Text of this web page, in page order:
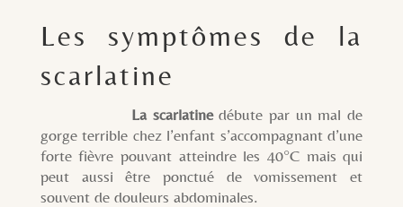
Les symptômes de la
scarlatine
La scarlatinedébute par un mal de
gorge terrible chez l’enfant s’accompagnant d’une
forte fièvre pouvant atteindre les 40°C mais qui
peut aussi être ponctué de vomissement et
souvent de douleurs abdominales.